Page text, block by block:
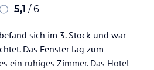
5,1 / 6
sich im 3. Stock und war
Das Fenster lag zum
ein ruhiges Zimmer. Das Hotel